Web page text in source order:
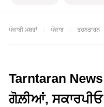
ਪੰਜਾਬੀ ਖ਼ਬਰਾਂ ਪੰਜਾਬ ਤਰਨਤਾਰਨ
Tarntaran
ਗੋਲ਼ੀਆਂ, ਸਕਾਰਪੀਓ